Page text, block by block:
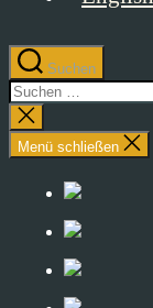
Suchen
Suchen
nach:
Suche
schließen
Menü schließen